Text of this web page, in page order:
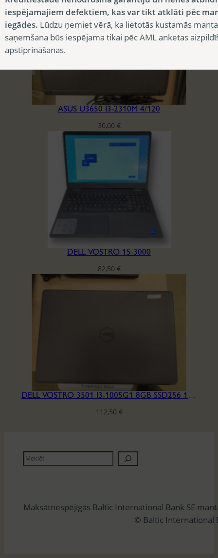
ASUS U3650 I3-2310M 4/120
30,00 €
DELL VOSTRO 15-3000
82,50 €
DELL VOSTRO 3501 I3-1005G1 8GB SSD256 15.6′ H6HQLB3
112,50 €
M
e
ē
Maksātnespējīgās Baltic International Bank SE
© Baltic International
iespējamajiem defektiem, kas var tikt atklāti pēc
iegādes. Lūdzu ņemiet vērā, ka lietotās kustamās
saņemšana būs iespējama tikai pēc AML anketas
apstiprināšanas.